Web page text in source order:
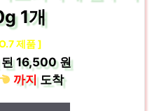
1개
제품 ]
16,500 원
까지도착